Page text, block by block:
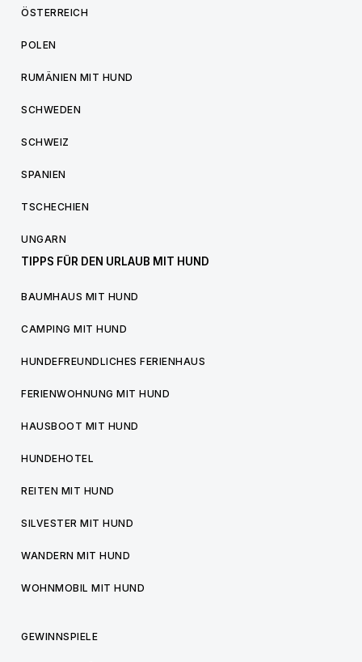
ÖSTERREICH
POLEN
RUMÄNIEN MIT HUND
SCHWEDEN
SCHWEIZ
SPANIEN
TSCHECHIEN
UNGARN
TIPPS FÜR DEN URLAUB MIT HUND
BAUMHAUS MIT HUND
CAMPING MIT HUND
HUNDEFREUNDLICHES FERIENHAUS
FERIENWOHNUNG MIT HUND
HAUSBOOT MIT HUND
HUNDEHOTEL
REITEN MIT HUND
SILVESTER MIT HUND
WANDERN MIT HUND
WOHNMOBIL MIT HUND
GEWINNSPIELE